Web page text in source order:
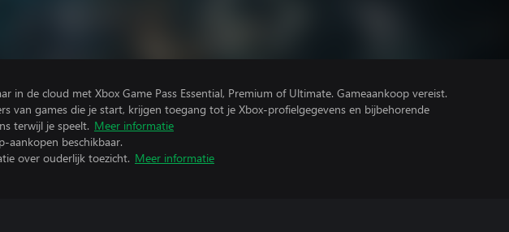
in de cloud met Xbox Game Pass Essential, Premium of Ultimate. Gameaankoop vereist.
van games die je start, krijgen toegang tot je Xbox-profielgegevens en bijbehorende
terwijl je speelt. Meer informatie
aankopen beschikbaar.
over ouderlijk toezicht. Meer informatie